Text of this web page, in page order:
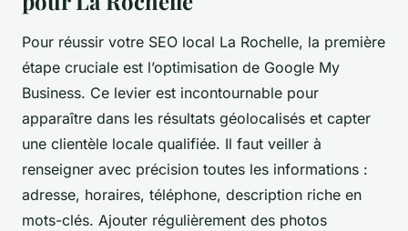
Pour réussir votre SEO local La Rochelle, la première
étape cruciale est l’optimisation de Google My
Business. Ce levier est incontournable pour
apparaître dans les résultats géolocalisés et capter
une clientèle locale qualifiée. Il faut veiller à
renseigner avec précision toutes les informations :
adresse, horaires, téléphone, description riche en
mots-clés. Ajouter régulièrement des photos